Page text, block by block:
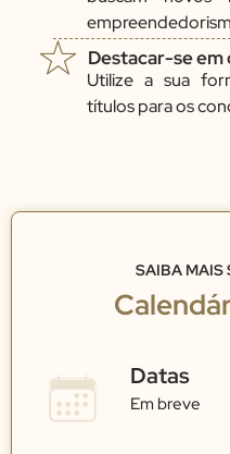
Destacar-se
Utilize a sua
títulos para os
SAIBA MAIS
Datas
Em breve